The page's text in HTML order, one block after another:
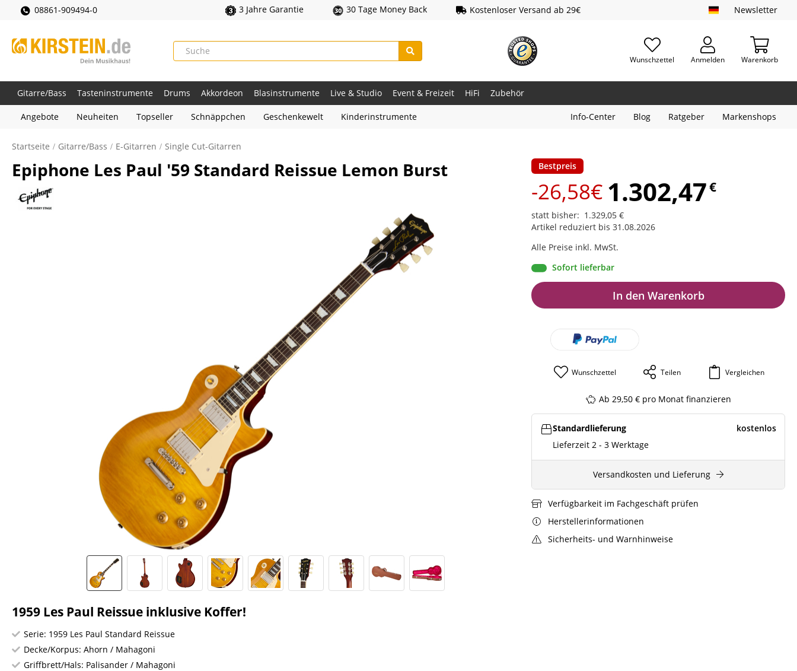
08861-909494-0 3 Jahre Garantie 30 Tage Money Back Kostenloser Versand ab 29€ Newsletter
Wunschzettel Anmelden Warenkorb
Gitarre/Bass Tasteninstrumente Drums Akkordeon Blasinstrumente Live & Studio Event & Freizeit HiFi Zubehör
Angebote Neuheiten Topseller Schnäppchen Geschenkewelt Kinderinstrumente Info-Center Blog Ratgeber Markenshops
Startseite Gitarre/Bass E-Gitarren Single Cut-Gitarren
Epiphone Les Paul '59 Standard Reissue Lemon Burst
1959 Les Paul Reissue inklusive Koffer!
Serie: 1959 Les Paul Standard Reissue
Decke/Korpus: Ahorn / Mahagoni
Griffbrett/Hals: Palisander / Mahagoni
Bestpreis
-26,58€ 1.302,47€
statt bisher: 1.329,05 €
Artikel reduziert bis 31.08.2026
Alle Preise inkl. MwSt.
Sofort lieferbar
In den Warenkorb
Wunschzettel Teilen Vergleichen
Ab 29,50 € pro Monat finanzieren
Standardlieferung
kostenlos
Lieferzeit 2 - 3 Werktage
Versandkosten und Lieferung
Verfügbarkeit im Fachgeschäft prüfen
Herstellerinformationen
Sicherheits- und Warnhinweise